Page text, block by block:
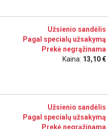
Užsienio sandėlis
Pagal specialų užsakymą
Prekė negrąžinama
Kaina: 13,10 €
Užsienio sandėlis
Pagal specialų užsakymą
Prekė negrąžinama